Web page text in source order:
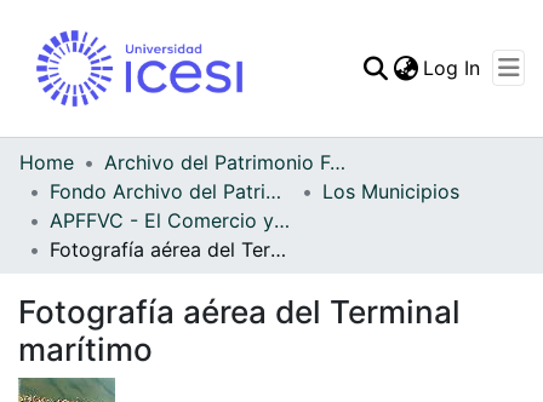
Statistics
Log In
Home
Archivo del Patrimonio Fotográfico y Fílmico del Valle del Cauca
Fondo Archivo del Patrimonio Fotográfico y Fílmico del Valle del Cauca
Los Municipios
APFFVC - El Comercio y las Haciendas - Patrimonial
Fotografía aérea del Terminal marítimo
Fotografía aérea del Terminal
marítimo